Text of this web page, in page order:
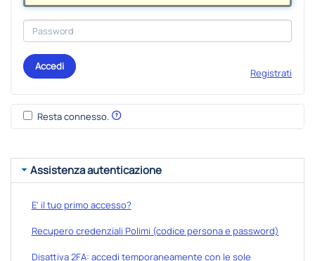
Accedi
Registrati
Resta connesso.
Assistenza autenticazione
E' il tuo primo accesso?
Recupero credenziali Polimi (codice persona e password)
Disattiva 2FA: accedi temporaneamente con le sole